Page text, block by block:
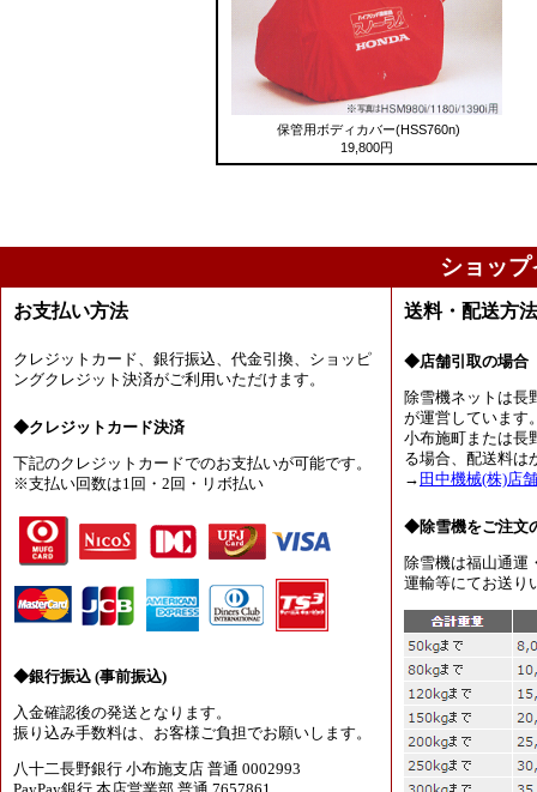
保管用ボディカバー(HSS760n)
19,800円
ショッ
お支払い方法
クレジットカード、銀行振込、代金引換、ショッピ
ングクレジット決済がご利用いただけます。
◆クレジットカード決済
下記のクレジットカードでのお支払いが可能です。
※支払い回数は1回・2回・リボ払い
◆銀行振込 (事前振込)
入金確認後の発送となります。
振り込み手数料は、お客様ご負担でお願いします。
八十二長野銀行 小布施支店 普通 0002993
送料・配送方
◆店舗引取の場合
除雪機ネットは長
が運営しています
小布施町または長
る場合、配送料は
→ 田中機械(株)店
◆除雪機をご注文
除雪機は福山通運
運輸等にてお送り